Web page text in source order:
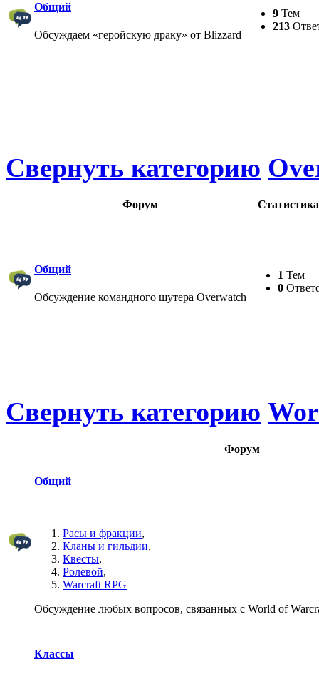
Общий
Обсуждаем «геройскую драку» от Blizzard
9 Тем
213
Свернуть категорию
Форум Статистика
Общий
Обсуждение командного шутера Overwatch
1 Тем
0
Свернуть категорию
Форум
Общий
Расы и фракции,
Кланы и гильдии,
Квесты,
Ролевой,
Warcraft RPG
Обсуждение любых вопросов, связанных с World of
Классы